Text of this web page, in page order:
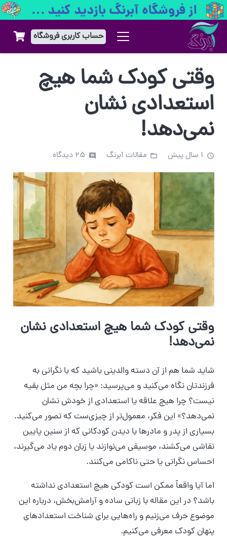
حساب کاربری فروشگاه
وقتی کودک شما هیچ
استعدادی نشان
نمی‌دهد!
access_time 1 سال پیش folder_open مقالات آبرنگ comment
25 دیدگاه
وقتی کودک شما هیچ استعدادی نشان
نمی‌دهد!
شاید شما هم از آن دسته والدینی باشید که با نگرانی به
فرزندتان نگاه می‌کنید و می‌پرسید: «چرا بچه من مثل بقیه
نیست؟ چرا هیچ علاقه یا استعدادی از خودش نشان
نمی‌دهد؟» این فکر، معمول‌تر از چیزی‌ست که تصور می‌کنید.
بسیاری از پدر و مادرها با دیدن کودکانی که از سنین پایین
نقاشی می‌کشند، موسیقی می‌نوازند یا زبان دوم یاد می‌گیرند،
احساس نگرانی یا حتی ناکامی می‌کنند.
اما آیا واقعاً ممکن است کودکی هیچ استعدادی نداشته
باشد؟ در این مقاله با زبانی ساده و آرامش‌بخش، درباره این
موضوع حرف می‌زنیم و راه‌هایی برای شناخت استعدادهای
پنهان کودک معرفی می‌کنیم.